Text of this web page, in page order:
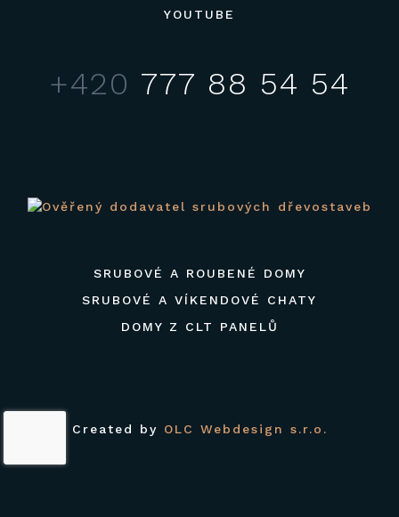
YOUTUBE
+420 777 88 54 54
SRUBOVÉ A ROUBENÉ DOMY
SRUBOVÉ A VÍKENDOVÉ CHATY
DOMY Z CLT PANELŮ
Created by OLC Webdesign s.r.o.